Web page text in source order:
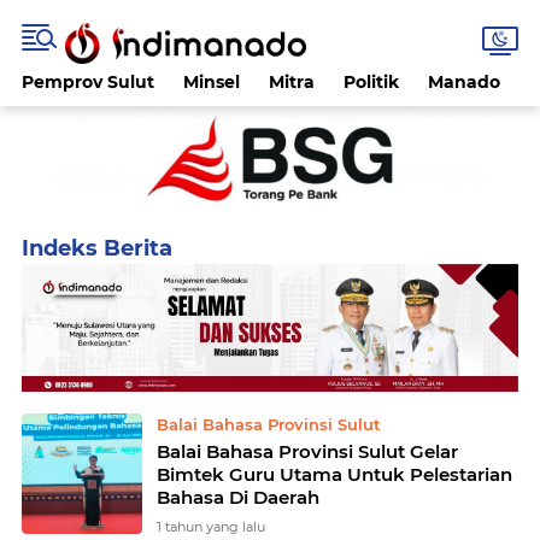
Pemprov Sulut Minsel Mitra Politik Manado
Balai Bahasa Provinsi Sulut
Balai Bahasa Provinsi Sulut Gelar
Bimtek Guru Utama Untuk Pelestarian
Bahasa Di Daerah
1 tahun yang lalu